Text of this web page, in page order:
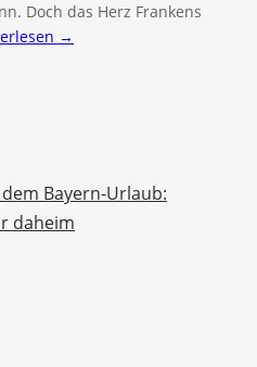
Doch das Herz Frankens
→
Bayern-Urlaub:
daheim